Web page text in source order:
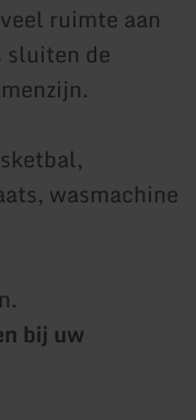
ruimte aan
sluiten de
wasmachine
bij uw